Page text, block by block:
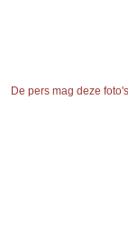
De pers mag deze